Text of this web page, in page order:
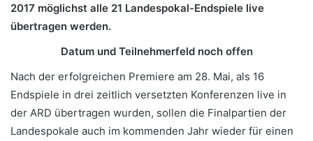
2017 möglichst alle 21 Landespokal-Endspiele live
übertragen werden.
Datum und Teilnehmerfeld noch offen
Nach der erfolgreichen Premiere am 28. Mai, als 16
Endspiele in drei zeitlich versetzten Konferenzen live in
der ARD übertragen wurden, sollen die Finalpartien der
Landespokale auch im kommenden Jahr wieder für einen